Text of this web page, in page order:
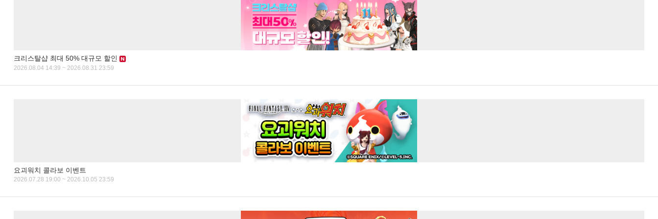
크리스탈샵 최대 50% 대규모 할인
2026.08.04 14:39 ~ 2026.08.31 23:59
요괴워치 콜라보 이벤트
2026.07.28 19:00 ~ 2026.10.05 23:59